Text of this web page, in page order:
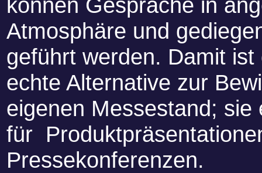
Atmosphäre und
geführt werden. Damit
echte Alternative zur
eigenen Messestand; sie
für
Pressekonferenzen.